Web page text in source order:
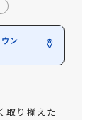
ン
取り揃えた